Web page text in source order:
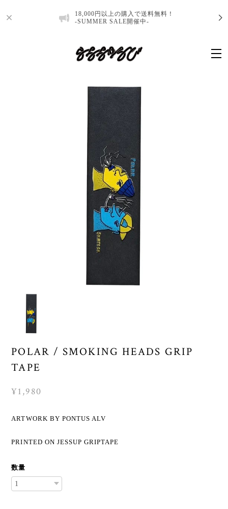
18,000円以上の購入で送料無料！
-SUMMER SALE開催中-
POLAR / SMOKING HEADS GRIP
TAPE
¥1,980
ARTWORK BY PONTUS ALV
PRINTED ON JESSUP GRIPTAPE
数量